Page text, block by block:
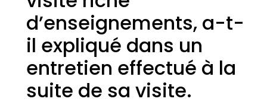
d’enseignements, a-t-
il expliqué dans un
entretien effectué à la
suite de sa visite.